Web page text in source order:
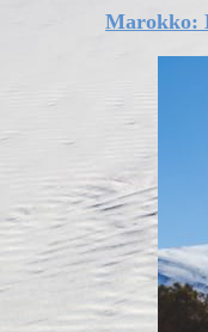
Marokko: